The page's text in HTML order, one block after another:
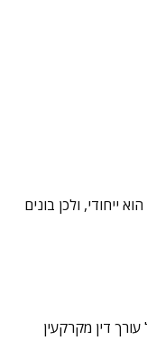
ייחודי, ולכן בונים
דין מקרקעין